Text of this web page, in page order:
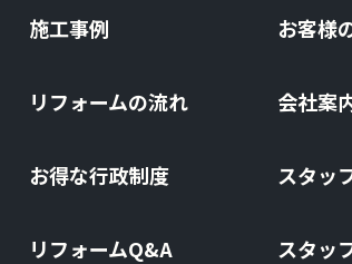
施⼯事例
リフォームの流れ
お得な⾏政制度
リフォームQ&A
お客様
会社案
スタッ
スタッ